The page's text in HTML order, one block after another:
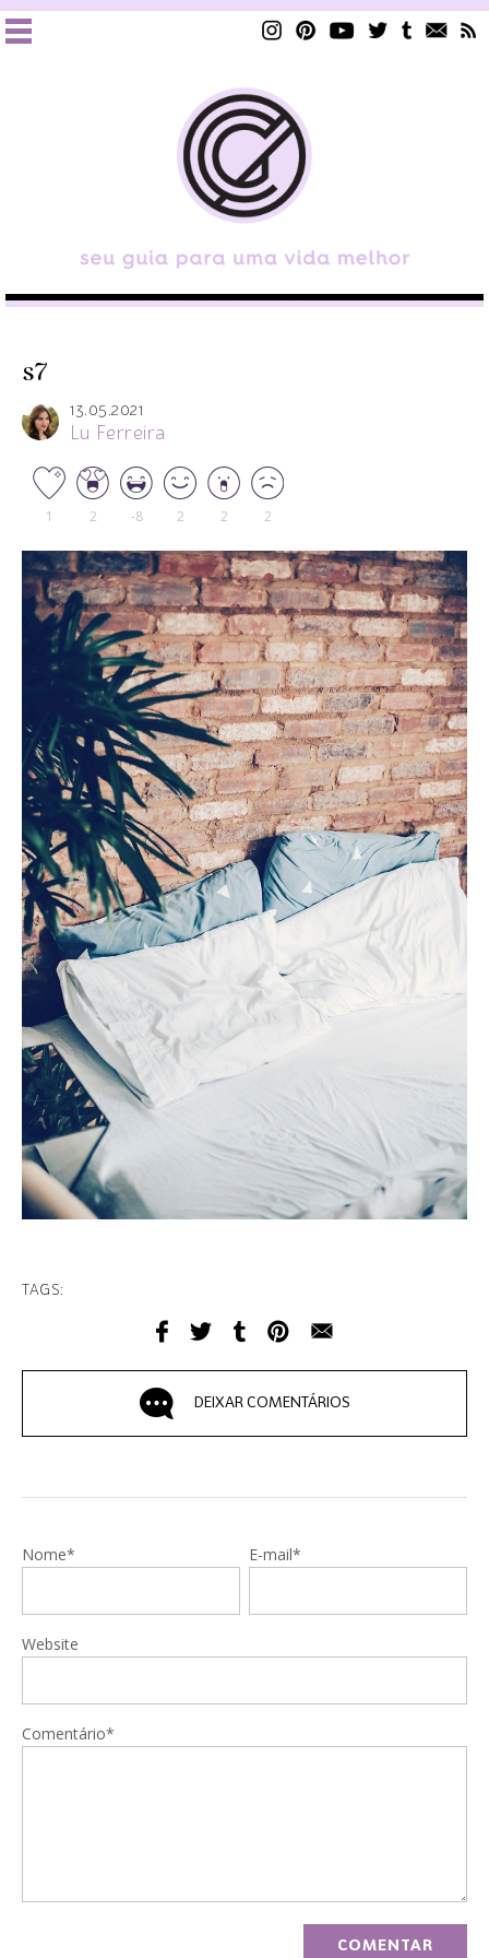
s7
13.05.2021
Lu Ferreira
1 2 -8 2 2 2
TAGS:
DEIXAR COMENTÁRIOS
Nome* E-mail*
Website
Comentário*